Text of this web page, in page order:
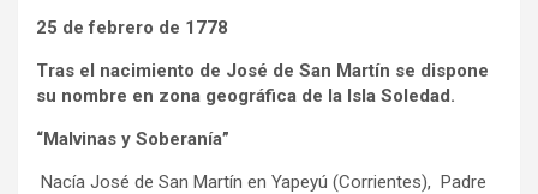
25 de febrero de 1778
Tras el nacimiento de José de San Martín se dispone
su nombre en zona geográfica de la Isla Soledad.
“Malvinas y Soberanía”
Nacía José de San Martín en Yapeyú (Corrientes), Padre